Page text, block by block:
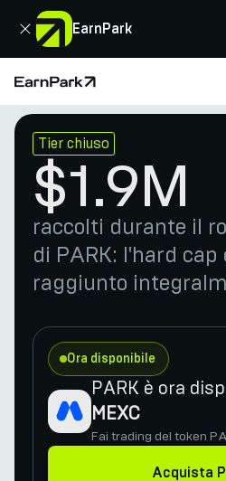
EarnPark
Chiudi
Pagina principale
Prodotti
Mercati
Calcolatori
PARK Token
Risorse
Tier chiuso
$1.9M
raccolti durante il
di PARK: l'hard cap
raggiunto
Ora disponibile
PARK è ora
MEXC
Fai trading del token
Acquista